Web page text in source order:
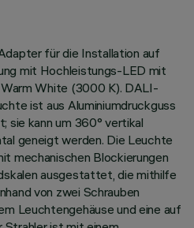
für die Installation auf
mit Hochleistungs-LED mit
White (3000 K). DALI-
ist aus Aluminiumdruckguss
sie kann um 360° vertikal
geneigt werden. Die Leuchte
mechanischen Blockierungen
ausgestattet, die mithilfe
von zwei Schrauben
Leuchtengehäuse und eine auf